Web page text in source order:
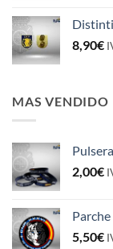
8,90€
MAS VENDIDO
2,00€
5,50€